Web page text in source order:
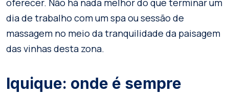
oferecer. Não há nada melhor do que terminar um
dia de trabalho com um spa ou sessão de
massagem no meio da tranquilidade da paisagem
das vinhas desta zona.
Iquique: onde é sempre